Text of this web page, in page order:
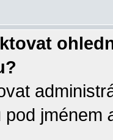
jménem